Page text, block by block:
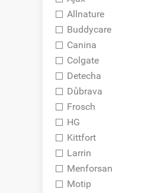
Allnature
Buddycare
Canina
Colgate
Detecha
Důbrava
Frosch
HG
Kittfort
Larrin
Menforsan
Motip